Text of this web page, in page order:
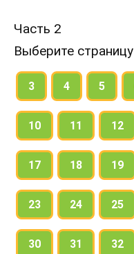
Часть 2
Выберите страницу
3 4 5
10 11 12
17 18 19
23 24 25
30 31 32